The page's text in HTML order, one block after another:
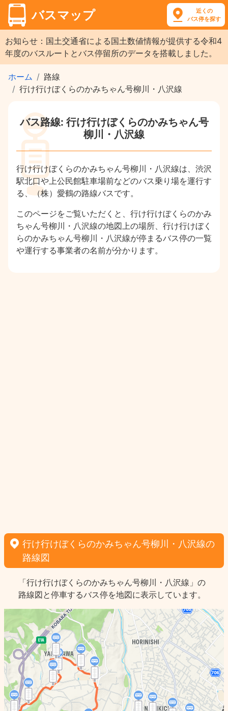
バスマップ
近くの
バス停を探す
お知らせ：国土交通省による国土数値情報が提供する令和4
年度のバスルートとバス停留所のデータを搭載しました。
ホーム
路線
行け行けぼくらのかみちゃん号柳川・八沢線
バス路線: 行け行けぼくらのかみちゃん号
柳川・八沢線
行け行けぼくらのかみちゃん号柳川・八沢線は、渋沢
駅北口や上公民館駐車場前などのバス乗り場を運行す
る、（株）愛鶴の路線バスです。
このページをご覧いただくと、行け行けぼくらのかみ
ちゃん号柳川・八沢線の地図上の場所、行け行けぼく
らのかみちゃん号柳川・八沢線が停まるバス停の一覧
や運行する事業者の名前が分かります。
行け行けぼくらのかみちゃん号柳川・八沢線の
路線図
「行け行けぼくらのかみちゃん号柳川・八沢線」の
路線図と停車するバス停を地図に表示しています。